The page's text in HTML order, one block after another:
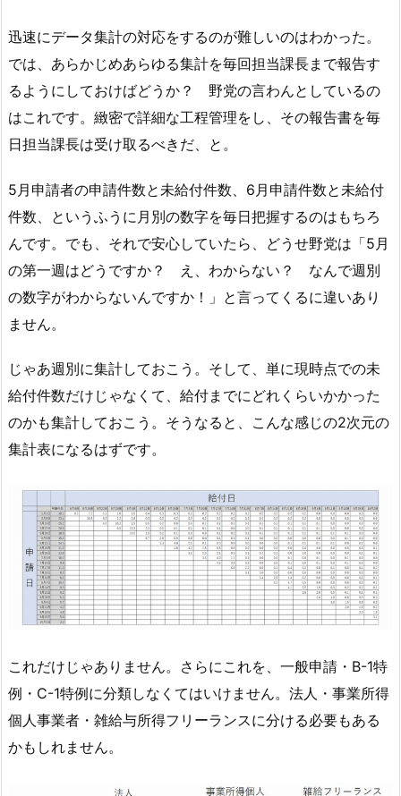
迅速にデータ集計の対応をするのが難しいのはわかった。
では、あらかじめあらゆる集計を毎回担当課長まで報告す
るようにしておけばどうか？ 野党の言わんとしているの
はこれです。緻密で詳細な工程管理をし、その報告書を毎
日担当課長は受け取るべきだ、と。
5月申請者の申請件数と未給付件数、6月申請件数と未給付
件数、というふうに月別の数字を毎日把握するのはもちろ
んです。でも、それで安心していたら、どうせ野党は「5月
の第一週はどうですか？ え、わからない？ なんで週別
の数字がわからないんですか！」と言ってくるに違いあり
ません。
じゃあ週別に集計しておこう。そして、単に現時点での未
給付件数だけじゃなくて、給付までにどれくらいかかった
のかも集計しておこう。そうなると、こんな感じの2次元の
集計表になるはずです。
これだけじゃありません。さらにこれを、一般申請・B-1特
例・C-1特例に分類しなくてはいけません。法人・事業所得
個人事業者・雑給与所得フリーランスに分ける必要もある
かもしれません。